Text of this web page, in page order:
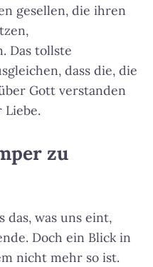
gesellen, die ihren
Das tollste
dass die, die
Gott verstanden
Liebe.
zu
das, was uns eint,
Doch ein Blick in
nicht mehr so ist.